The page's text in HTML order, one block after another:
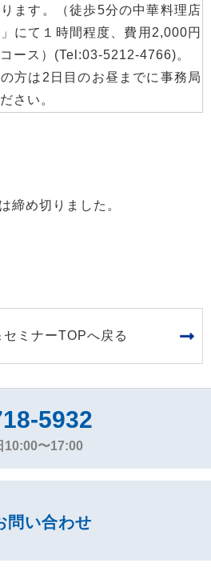
ます。（徒歩5分の中華料理店
」にて１時間程度、費用2,000円
ース）(Tel:03-5212-4766)。
方は2日目のお昼までに事務局
さい。
締め切りました。
セミナーTOPへ戻る
5932
10:00〜17:00
問い合わせ